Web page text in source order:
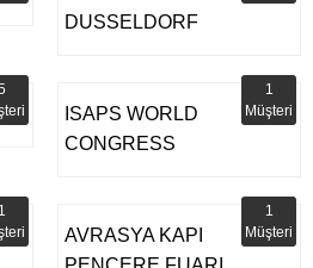
DUSSELDORF
ISAPS WORLD
CONGRESS
1
Müşteri
1
AVRASYA KAPI
1
Müşteri